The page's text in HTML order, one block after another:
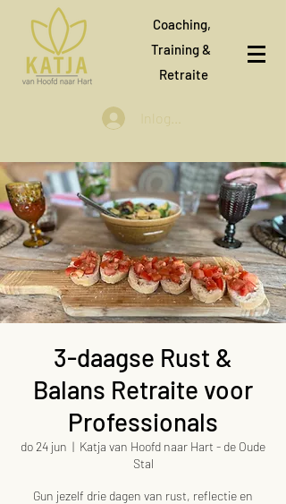
Coaching,
Training &
Retraite
Inloggen
3-daagse Rust &
Balans Retraite voor
Professionals
do 24 jun
  |
Katja van Hoofd naar Hart - de Oude
Stal
Gun jezelf drie dagen van rust, reflectie en